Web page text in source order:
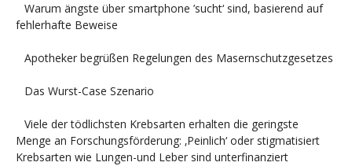
Warum ängste über smartphone ’sucht‘ sind, basierend auf
fehlerhafte Beweise
Apotheker begrüßen Regelungen des Masernschutzgesetzes
Das Wurst-Case Szenario
Viele der tödlichsten Krebsarten erhalten die geringste
Menge an Forschungsförderung: ‚Peinlich‘ oder stigmatisiert
Krebsarten wie Lungen-und Leber sind unterfinanziert